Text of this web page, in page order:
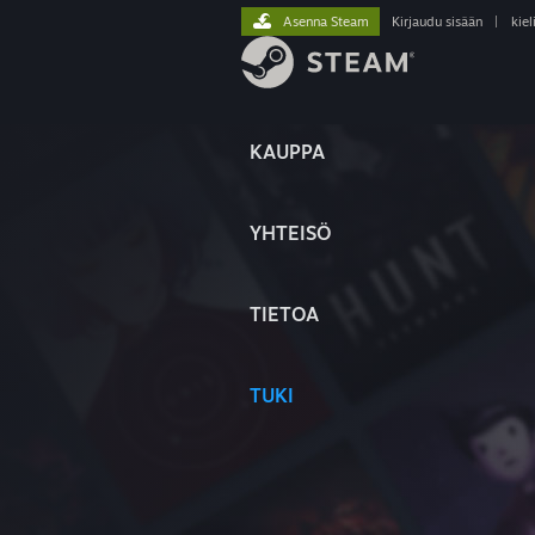
KAUPPA
YHTEISÖ
TIETOA
TUKI
Asenna Steam Kirjaudu sisään kieli